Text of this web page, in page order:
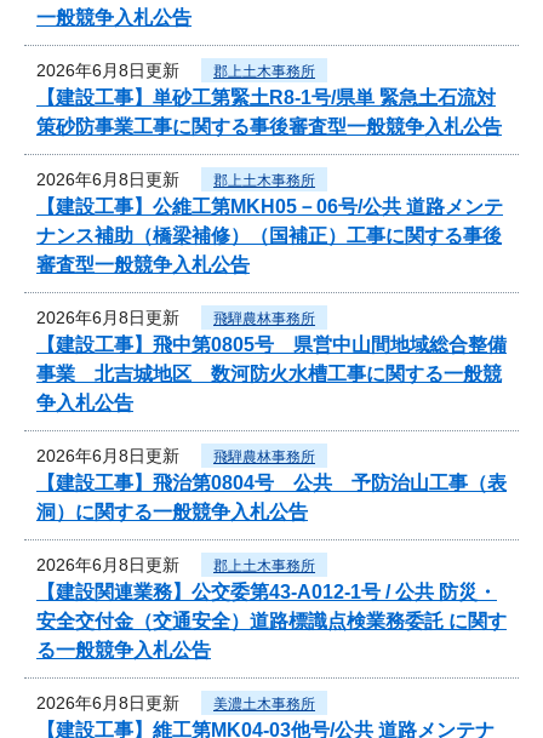
一般競争入札公告
2026年6月8日更新 郡上土木事務所
【建設工事】単砂工第緊土R8-1号/県単 緊急土石流対
策砂防事業工事に関する事後審査型一般競争入札公告
2026年6月8日更新 郡上土木事務所
【建設工事】公維工第MKH05－06号/公共 道路メンテ
ナンス補助（橋梁補修）（国補正）工事に関する事後
審査型一般競争入札公告
2026年6月8日更新 飛騨農林事務所
【建設工事】飛中第0805号 県営中山間地域総合整備
事業 北吉城地区 数河防火水槽工事に関する一般競
争入札公告
2026年6月8日更新 飛騨農林事務所
【建設工事】飛治第0804号 公共 予防治山工事（表
洞）に関する一般競争入札公告
2026年6月8日更新 郡上土木事務所
【建設関連業務】公交委第43-A012-1号 / 公共 防災・
安全交付金（交通安全）道路標識点検業務委託 に関す
る一般競争入札公告
2026年6月8日更新 美濃土木事務所
【建設工事】維工第MK04-03他号/公共 道路メンテナ